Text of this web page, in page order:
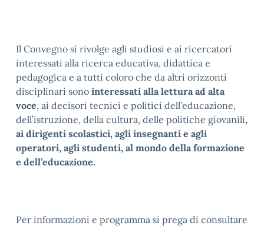
Il Convegno si rivolge agli studiosi e ai ricercatori
interessati alla ricerca educativa, didattica e
pedagogica e a tutti coloro che da altri orizzonti
disciplinari sono interessati alla lettura ad alta
voce, ai decisori tecnici e politici dell’educazione,
dell’istruzione, della cultura, delle politiche giovanili,
ai dirigenti scolastici, agli insegnanti e agli
operatori, agli studenti, al mondo della formazione
e dell’educazione.
Per informazioni e programma si prega di consultare